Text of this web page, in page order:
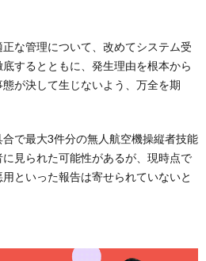
正な管理について、改めてシステム受
するとともに、発生理由を根本から
が決して生じないよう、万全を期
で最大3件分の無人航空機操縦者技能
見られた可能性があるが、現時点で
といった報告は寄せられていないと